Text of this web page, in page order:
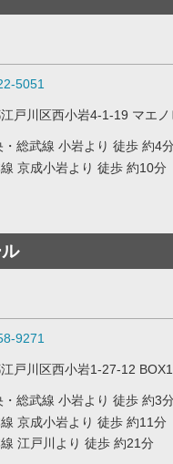
5051
戸川区西小岩4-1-19 マエノ
・総武線 小岩より 徒歩 約4
京成小岩より 徒歩 約10分
9271
戸川区西小岩1-27-12
・総武線 小岩より 徒歩 約3
京成小岩より 徒歩 約11分
江戸川より 徒歩 約21分